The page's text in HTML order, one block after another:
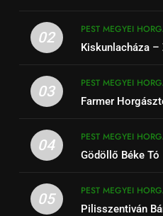
02
PEST MEGYEI
Kiskunlacháza
03
PEST MEGYEI
Farmer
04
PEST MEGYEI
Gödöllő Béke Tó
05
PEST MEGYEI
Pilisszentiván